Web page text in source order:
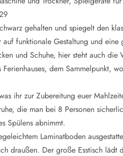
gehalten und spiegelt den
funktionale Gestaltung und
und Schuhe, hier steht auch die
dem Sammelpunkt,
ihr zur Zubereitung euer
die man bei 8 Personen
Spülens abnimmt.
Laminatboden
draußen. Der große Esstisch lädt